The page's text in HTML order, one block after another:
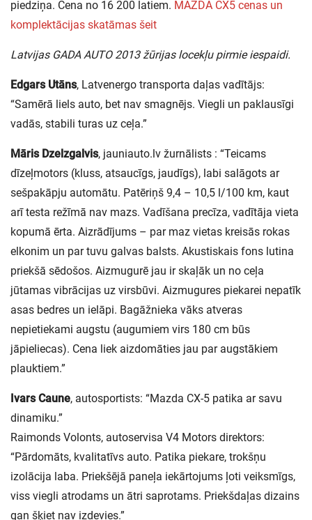
piedziņa. Cena no 16 200 latiem. MAZDA CX5 cenas un
komplektācijas skatāmas šeit
Latvijas GADA AUTO 2013 žūrijas locekļu pirmie iespaidi.
Edgars Utāns, Latvenergo transporta daļas vadītājs:
“Samērā liels auto, bet nav smagnējs. Viegli un paklausīgi
vadās, stabili turas uz ceļa.”
Māris Dzelzgalvis, jauniauto.lv žurnālists : “Teicams
dīzeļmotors (kluss, atsaucīgs, jaudīgs), labi salāgots ar
sešpakāpju automātu. Patēriņš 9,4 – 10,5 l/100 km, kaut
arī testa režīmā nav mazs. Vadīšana precīza, vadītāja vieta
kopumā ērta. Aizrādījums – par maz vietas kreisās rokas
elkonim un par tuvu galvas balsts. Akustiskais fons lutina
priekšā sēdošos. Aizmugurē jau ir skaļāk un no ceļa
jūtamas vibrācijas uz virsbūvi. Aizmugures piekarei nepatīk
asas bedres un ielāpi. Bagāžnieka vāks atveras
nepietiekami augstu (augumiem virs 180 cm būs
jāpieliecas). Cena liek aizdomāties jau par augstākiem
plauktiem.”
Ivars Caune, autosportists: “Mazda CX-5 patika ar savu
dinamiku.”
Raimonds Volonts, autoservisa V4 Motors direktors:
“Pārdomāts, kvalitatīvs auto. Patika piekare, trokšņu
izolācija laba. Priekšējā paneļa iekārtojums ļoti veiksmīgs,
viss viegli atrodams un ātri saprotams. Priekšdaļas dizains
gan šķiet nav izdevies.”